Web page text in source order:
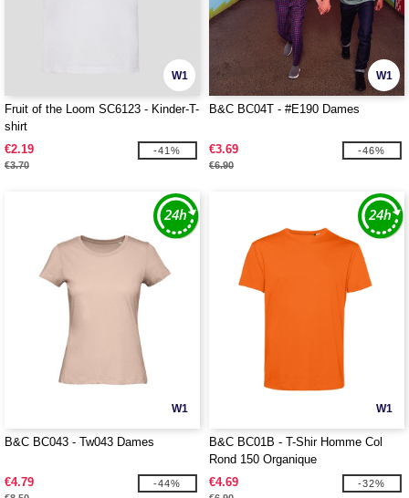
W1
Fruit of the Loom SC6123 - Kinder-T-
shirt
€2.19
€3.70
-41%
W1
B&C BC04T - #E190 Dames
€3.69
€6.90
-46%
W1
B&C BC043 - Tw043 Dames
€4.79 -44%
W1
B&C BC01B - T-Shir Homme Col
Rond 150 Organique
€4.69
-32%